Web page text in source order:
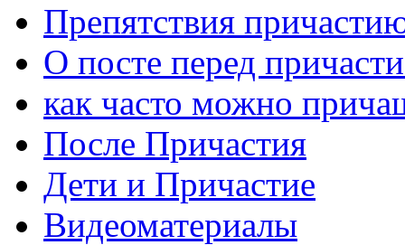
Препятствия
О посте перед
как часто можно
После Причастия
Дети и Причастие
Видеоматериалы